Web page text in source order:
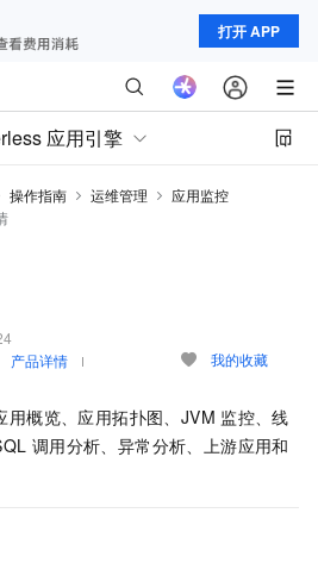
打开 APP
应用引擎
操作指南 运维管理
应用监控
产品详情 我的收藏
用概览、应用拓扑图、JVM 监控、线
调用分析、异常分析、上游应用和